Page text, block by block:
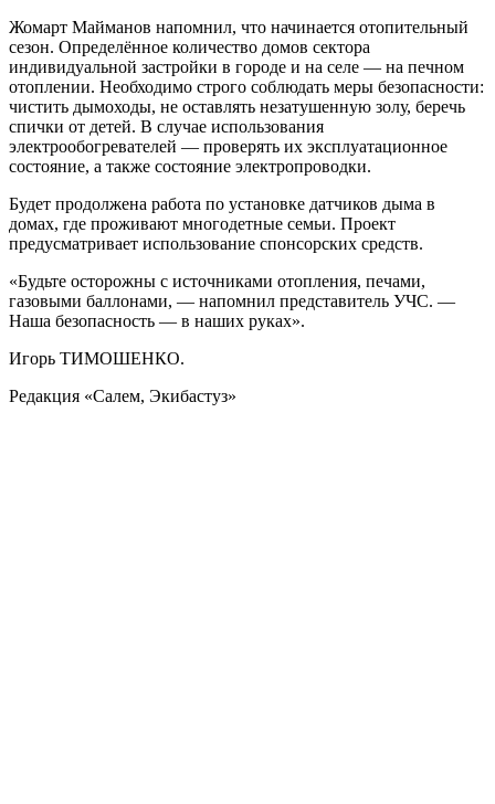
Жомарт Майманов напомнил, что начинается отопительный
сезон. Определённое количество домов сектора
индивидуальной застройки в городе и на селе — на печном
отоплении. Необходимо строго соблюдать меры безопасности:
чистить дымоходы, не оставлять незатушенную золу, беречь
спички от детей. В случае использования
электрообогревателей — проверять их эксплуатационное
состояние, а также состояние электропроводки.
Будет продолжена работа по установке датчиков дыма в
домах, где проживают многодетные семьи. Проект
предусматривает использование спонсорских средств.
«Будьте осторожны с источниками отопления, печами,
газовыми баллонами, — напомнил представитель УЧС. —
Наша безопасность — в наших руках».
Игорь ТИМОШЕНКО.
Редакция «Салем, Экибастуз»